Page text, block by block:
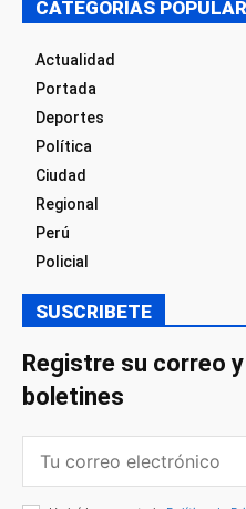
CATEGORÍAS
Actualidad
Portada
Deportes
Política
Ciudad
Regional
Perú
Policial
SUSCRIBETE
Registre su correo
boletines